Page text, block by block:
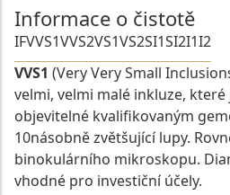
Informace o čistotě
IFVVS1VVS2VS1VS2SI1SI2I1I2
VVS1 (Very Very Small
velmi, velmi malé inkluze,
objevitelné kvalifikovaným
10násobně zvětšující lupy.
binokulárního mikroskopu.
vhodné pro investiční účely.